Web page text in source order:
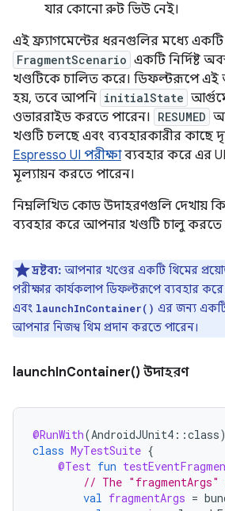
যার কোনো রুট ভিউ নেই।
এই ফ্র্যাগমেন্টের ধরনগুলির মধ্যে
FragmentScenario একটি নির্দিষ্ট
খণ্ডটিকে চালিত করে। ডিফল্টরূপে এই
হয়, তবে আপনি initialState
ওভাররাইড করতে পারেন।
RESUMED
খণ্ডটি চলছে এবং ব্যবহারকারীর কাছে
Espresso UI পরীক্ষাব্যবহার করে এর
মূল্যায়ন করতে পারেন।
নিম্নলিখিত কোড উদাহরণগুলি দেখায়
ব্যবহার করে আপনার খণ্ডটি চালু করতে
দ্রষ্টব্য: আপনার খণ্ডের একটি থিমের
পরীক্ষার কার্যকলাপ ডিফল্টরূপে ব্যবহার
এবং launchInContainer() এর জন্য একটি
আপনার নিজস্ব থিম প্রদান করতে পারেন।
launchInContainer() উদাহরণ
@RunWith(AndroidJUnit4 ::class)
class MyTestSuite {
@Test fun
// The
val fragmentArgs =